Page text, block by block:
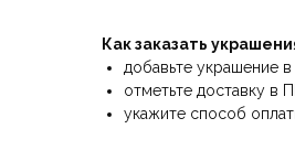
Как заказать
добавьте украшение в
отметьте доставку в
укажите способ